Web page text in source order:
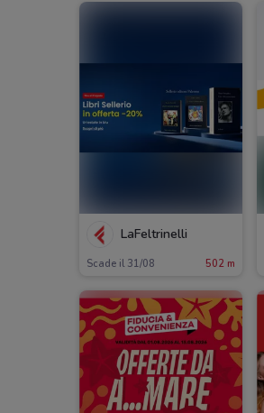
LaFeltrinelli
Scade il 31/08 502 m